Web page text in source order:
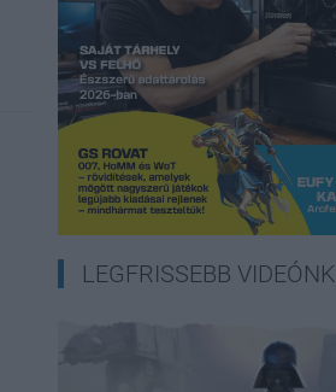
LEGFRISSEBB VIDEÓNK